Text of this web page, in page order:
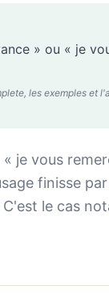
» ou « je
les exemples et
je vous
finisse
le cas